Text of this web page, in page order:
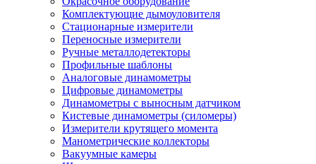
Комплектующие дымоуловителя
Стационарные измерители
Переносные измерители
Ручные металлодетекторы
Профильные шаблоны
Аналоговые динамометры
Цифровые динамометры
Динамометры с выносным датчиком
Кистевые динамометры (силомеры)
Измерители крутящего момента
Манометрические коллекторы
Вакуумные камеры